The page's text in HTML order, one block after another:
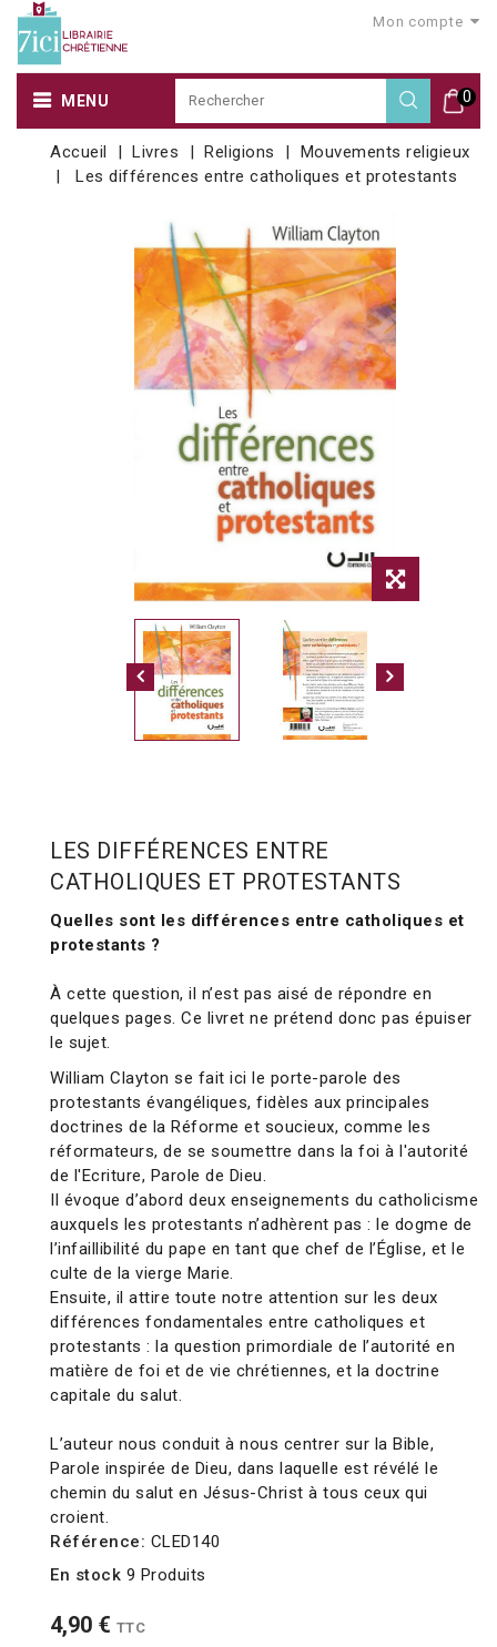
Mon compte
0
MENU
Accueil Livres Religions
Mouvements religieux
Les différences entre catholiques et protestants
LES DIFFÉRENCES ENTRE
CATHOLIQUES ET PROTESTANTS
Quelles sont les différences entre catholiques et
protestants ?
À cette question, il n’est pas aisé de répondre en
quelques pages. Ce livret ne prétend donc pas épuiser
le sujet.
William Clayton se fait ici le porte-parole des
protestants évangéliques, fidèles aux principales
doctrines de la Réforme et soucieux, comme les
réformateurs, de se soumettre dans la foi à l'autorité
de l'Ecriture, Parole de Dieu.
Il évoque d’abord deux enseignements du catholicisme
auxquels les protestants n’adhèrent pas : le dogme de
l’infaillibilité du pape en tant que chef de l’Église, et le
culte de la vierge Marie.
Ensuite, il attire toute notre attention sur les deux
différences fondamentales entre catholiques et
protestants : la question primordiale de l’autorité en
matière de foi et de vie chrétiennes, et la doctrine
capitale du salut.
L’auteur nous conduit à nous centrer sur la Bible,
Parole inspirée de Dieu, dans laquelle est révélé le
chemin du salut en Jésus-Christ à tous ceux qui
croient.
Référence: CLED140
En stock 9 Produits
4,90 € TTC